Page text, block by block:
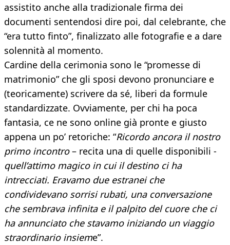
assistito anche alla tradizionale firma dei
documenti sentendosi dire poi, dal celebrante, che
“era tutto finto”, finalizzato alle fotografie e a dare
solennità al momento.
Cardine della cerimonia sono le “promesse di
matrimonio” che gli sposi devono pronunciare e
(teoricamente) scrivere da sé, liberi da formule
standardizzate. Ovviamente, per chi ha poca
fantasia, ce ne sono online già pronte e giusto
appena un po’ retoriche: “Ricordo ancora il nostro
primo incontro– recita una di quelle disponibili -
quell’attimo magico in cui il destino ci ha
intrecciati. Eravamo due estranei che
condividevano sorrisi rubati, una conversazione
che sembrava infinita e il palpito del cuore che ci
ha annunciato che stavamo iniziando un viaggio
straordinario insieme”.